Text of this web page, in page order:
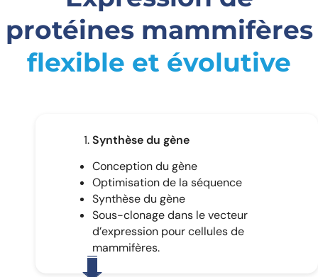
protéines mammifères
flexible et évolutive
Synthèse du gène
Conception du gène
Optimisation de la séquence
Synthèse du gène
Sous-clonage dans le vecteur
d’expression pour cellules de
mammifères.